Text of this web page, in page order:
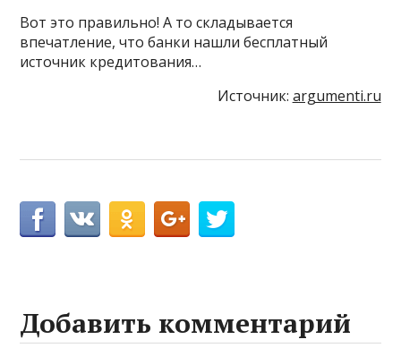
Вот это правильно! А то складывается
впечатление, что банки нашли бесплатный
источник кредитования…
Источник: argumenti.ru
Добавить комментарий